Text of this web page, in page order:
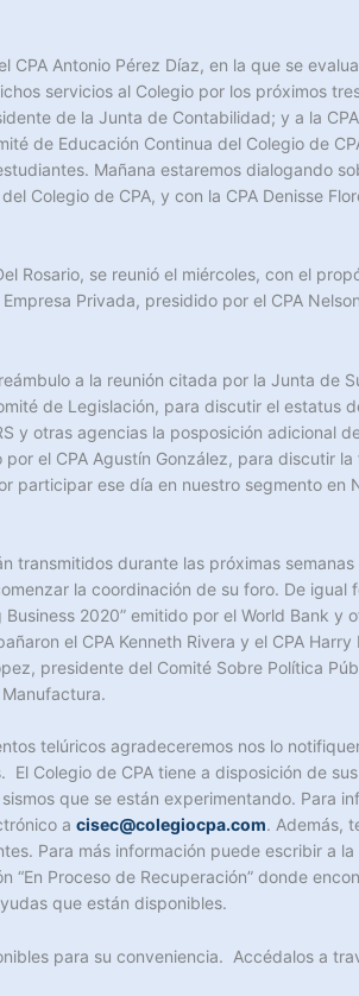
Antonio Pérez Díaz, en la que se
servicios al Colegio por los próximos
de la Junta de Contabilidad; y a la
de Educación Continua del Colegio de
Mañana estaremos dialogando
Colegio de CPA, y con la CPA Denisse
Rosario, se reunió el miércoles, con el
Privada, presidido por el CPA
a la reunión citada por la Junta de
de Legislación, para discutir el estatus
y otras agencias la posposición adicional
el CPA Agustín González, para discutir la
ese día en nuestro segmento en
durante las próximas
la coordinación de su foro. De
2020” emitido por el World Bank
el CPA Kenneth Rivera y el CPA
presidente del Comité Sobre Política
telúricos agradeceremos nos lo
Colegio de CPA tiene a disposición de
que se están experimentando. Para
a cisec@colegiocpa.com. Además,
Para más información puede escribir a la
Proceso de Recuperación” donde
que están disponibles.
para su conveniencia. Accédalos a